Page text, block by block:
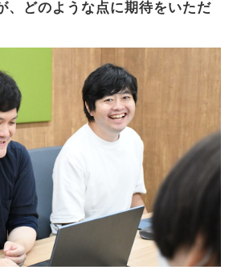
、どのような点に期待をいただ